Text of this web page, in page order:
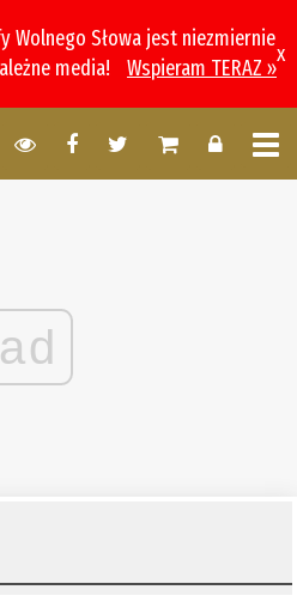
Wolnego Słowa jest niezmiernie
media!
Wspieram TERAZ »
x
ad